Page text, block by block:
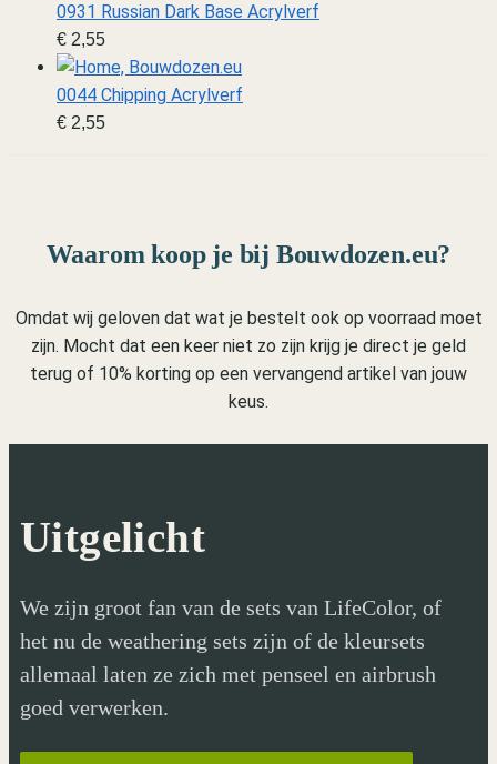
0931 Russian Dark Base Acrylverf
€ 2,55
0044 Chipping Acrylverf
€ 2,55
Waarom koop je bij Bouwdozen.eu?
Omdat wij geloven dat wat je bestelt ook op voorraad moet
zijn. Mocht dat een keer niet zo zijn krijg je direct je geld
terug of 10% korting op een vervangend artikel van jouw
keus.
Uitgelicht
We zijn groot fan van de sets van LifeColor, of
het nu de weathering sets zijn of de kleursets
allemaal laten ze zich met penseel en airbrush
goed verwerken.